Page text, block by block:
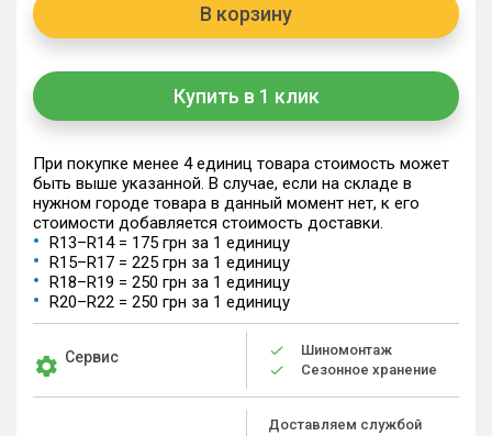
В корзину
Купить в 1 клик
При покупке менее 4 единиц товара стоимость может
быть выше указанной. В случае, если на складе в
нужном городе товара в данный момент нет, к его
стоимости добавляется стоимость доставки.
R13–R14 = 175 грн за 1 единицу
R15–R17 = 225 грн за 1 единицу
R18–R19 = 250 грн за 1 единицу
R20–R22 = 250 грн за 1 единицу
Сервис
Шиномонтаж
Сезонное хранение
Доставляем службой